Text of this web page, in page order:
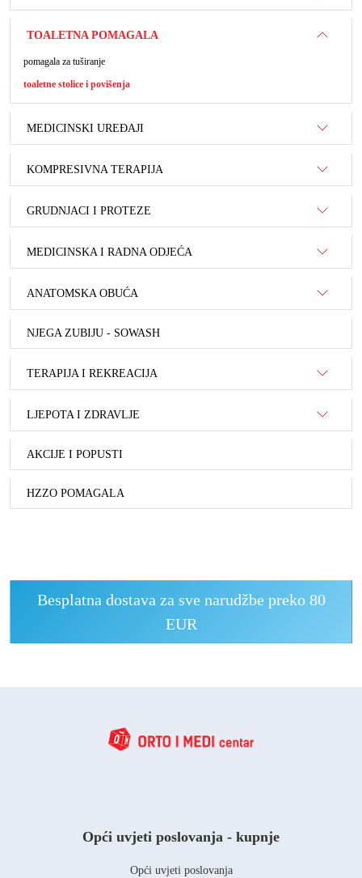
TOALETNA POMAGALA
pomagala za tuširanje
toaletne stolice i povišenja
MEDICINSKI UREĐAJI
KOMPRESIVNA TERAPIJA
GRUDNJACI I PROTEZE
MEDICINSKA I RADNA ODJEĆA
ANATOMSKA OBUĆA
NJEGA ZUBIJU - SOWASH
TERAPIJA I REKREACIJA
LJEPOTA I ZDRAVLJE
AKCIJE I POPUSTI
HZZO POMAGALA
Besplatna dostava za sve narudžbe preko 80
EUR
Opći uvjeti poslovanja - kupnje
Opći uvjeti poslovanja